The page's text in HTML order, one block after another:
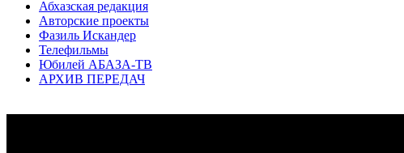
Абхазская редакция
Авторские проекты
Фазиль Искандер
Телефильмы
Юбилей АБАЗА-ТВ
АРХИВ ПЕРЕДАЧ